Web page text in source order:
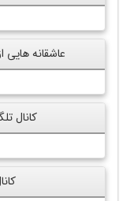
عاشقانه
کانال